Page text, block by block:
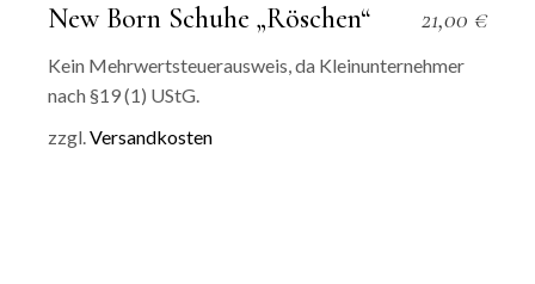
New Born Schuhe „Röschen“ 21,00 €
Kein Mehrwertsteuerausweis, da Kleinunternehmer
nach §19 (1) UStG.
zzgl.Versandkosten